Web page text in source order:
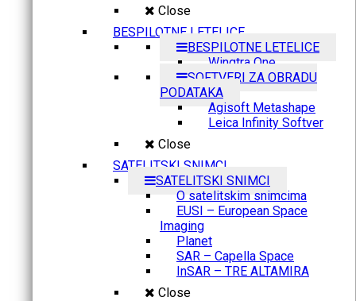
Close
BESPILOTNE LETELICE
BESPILOTNE LETELICE
Wingtra One
SOFTVERI ZA OBRADU
PODATAKA
Agisoft Metashape
Leica Infinity Softver
Close
SATELITSKI SNIMCI
SATELITSKI SNIMCI
O satelitskim snimcima
EUSI – European Space
Imaging
Planet
SAR – Capella Space
InSAR – TRE ALTAMIRA
Close